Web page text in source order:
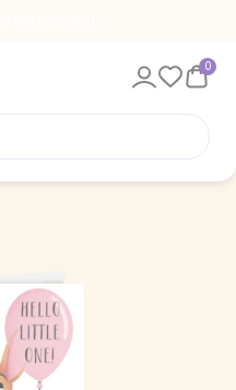
0